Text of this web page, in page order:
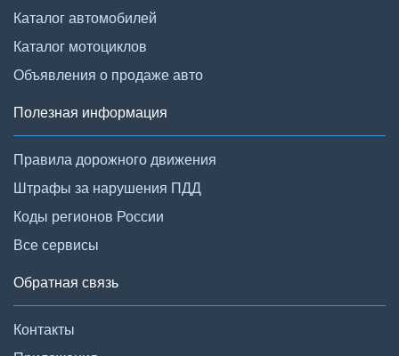
Каталог автомобилей
Каталог мотоциклов
Объявления о продаже авто
Полезная информация
Правила дорожного движения
Штрафы за нарушения ПДД
Коды регионов России
Все сервисы
Обратная связь
Контакты